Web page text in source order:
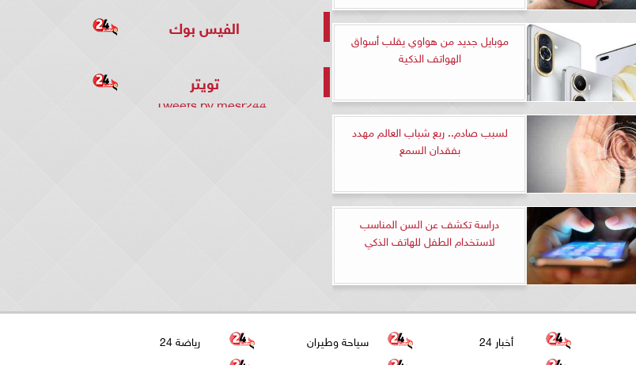
موبايل جديد من هواوي يقلب أسواق
الهواتف الذكية
لسبب صادم.. ربع شباب العالم مهدد
بفقدان السمع
دراسة تكشف عن السن المناسب
لاستخدام الطفل للهاتف الذكي
الفيس بوك
تويتر
Tweets by mesr244
أخبار 24 سياحة وطيران
رياضة 24